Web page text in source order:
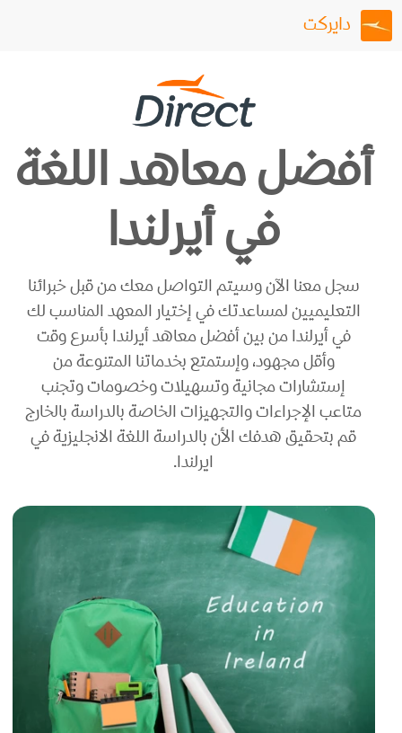
دايركت
أفضل معاهد اللغة
في أيرلندا
سجل معنا الآن وسيتم التواصل معك من قبل خبرائنا
التعليميين لمساعدتك في إختيار المعهد المناسب لك
في أيرلندا من بين أفضل معاهد أيرلندا بأسرع وقت
وأقل مجهود، وإستمتع بخدماتنا المتنوعة من
إستشارات مجانية وتسهيلات وخصومات وتجنب
متاعب الإجراءات والتجهيزات الخاصة بالدراسة بالخارج
قم بتحقيق هدفك الأن بالدراسة اللغة الانجليزية في
ايرلندا.